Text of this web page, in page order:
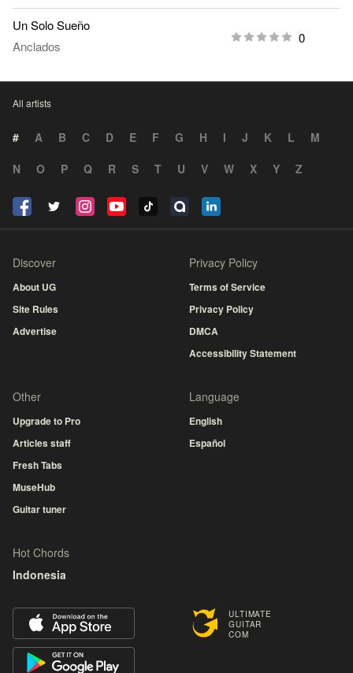
Un Solo Sueño
Anclados
0
All artists
# A B C D E F G H I J K L
M
N
O P Q R S T U V W X Y Z
ULTIMATE
GUITAR
COM
Discover
About UG
Site Rules
Advertise
Privacy Policy
Terms of Service
Privacy Policy
DMCA
Accessibility Statement
Other
Upgrade to Pro
Articles staff
Fresh Tabs
MuseHub
Guitar tuner
Language
English
Español
Hot Chords
Indonesia